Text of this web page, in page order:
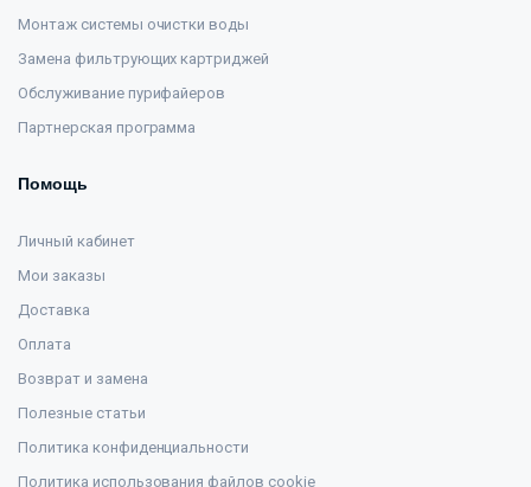
Монтаж системы очистки воды
Замена фильтрующих картриджей
Обслуживание пурифайеров
Партнерская программа
Помощь
Личный кабинет
Мои заказы
Доставка
Оплата
Возврат и замена
Полезные статьи
Политика конфиденциальности
Политика использования файлов cookie